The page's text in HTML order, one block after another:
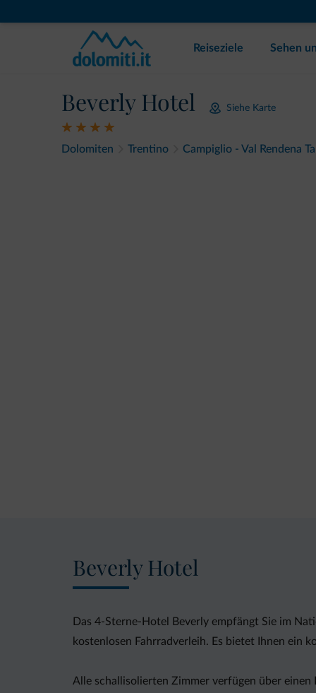
Reiseziele Sehen
Beverly Hotel Siehe Karte
Dolomiten Trentino Campiglio - Val Rendena Tal
Beverly Hotel
Das 4-Sterne-Hotel Beverly empfängt Sie im
kostenlosen Fahrradverleih. Es bietet Ihnen ein
Alle schallisolierten Zimmer verfügen über